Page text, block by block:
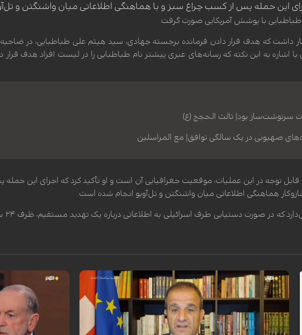
این حمله پس از کسب چراغ سبز و با هماهنگی اطلاعاتی میان واشنگتن و
طباطبایی با پوشش آمریکایی صورت گرفت
داشت که هدف قرار دادن فرمانده برجسته جهادی، سید هیثم علی طباطبایی، در
اشاره به این نکته که رسانه‌های عبری پیشتر نام طباطبایی را در لیست افراد هدف قرار
سرنوشت‌ساز بود| ثالث الحجج (ع)
صهیونی در یک سالگی توافق| مع المراسلین
توجه در این عملیات، موقعیت جغرافیایی آن است و او تأکید کرد که اجرای این
هماهنگی اطلاعاتی میان واشنگتن و تل‌آویو انجام شده است.
وی
رضا سعد، مدیر مرکز ژنو برای مطالعات سیاسی، در گفت‌وگو با شبکه الکوثر
تأکید کرد که ایران با موفقیت توانست مذاکرات غیرمستقیم با آمریکا را به
پرونده هسته‌ای محدود کند و سایر موضوعات منطقه‌ای را از میز مذاکره خارج